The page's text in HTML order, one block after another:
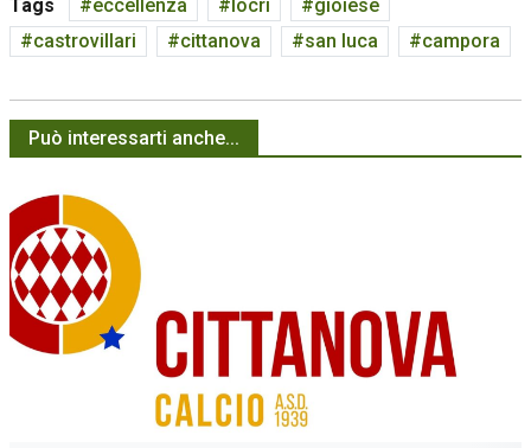
Tags eccellenza locri
gioiese
castrovillari
cittanova san luca campora
Può interessarti anche...